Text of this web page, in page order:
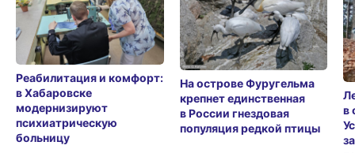
Реабилитация и комфорт:
в Хабаровске
модернизируют
психиатрическую
больницу
На острове Фуругельма
крепнет единственная
в России гнездовая
популяция редкой птицы
в